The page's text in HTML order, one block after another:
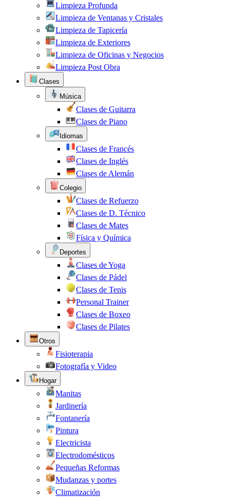
Limpieza Profunda
Limpieza de Ventanas y Cristales
Limpieza de Tapicería
Limpieza de Exteriores
Limpieza de Oficinas y Negocios
Limpieza Post Obra
Clases
Música
Clases de Guitarra
Clases de Piano
Idiomas
Clases de Francés
Clases de Inglés
Clases de Alemán
Colegio
Clases de Refuerzo
Clases de D. Técnico
Clases de Mates
Física y Química
Deportes
Clases de Yoga
Clases de Pádel
Clases de Tenis
Personal Trainer
Clases de Boxeo
Clases de Pilates
Otros
Fisioterapia
Fotografía y Video
Hogar
Manitas
Jardinería
Fontanería
Pintura
Electricista
Electrodomésticos
Pequeñas Reformas
Mudanzas y portes
Climatización